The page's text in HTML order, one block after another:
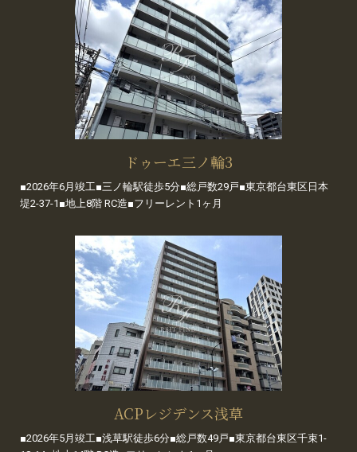
ドゥーエ三ノ輪3
■2026年6月竣工■三ノ輪駅徒歩5分■総戸数29戸■東京都台東区日本
堤2-37-1■地上8階 RC造■フリーレント1ヶ月
ACPレジデンス浅草
■2026年5月竣工■浅草駅徒歩6分■総戸数49戸■東京都台東区千束1-